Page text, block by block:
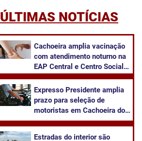
ÚLTIMAS NOTÍCIAS
Cachoeira amplia vacinação
com atendimento noturno na
EAP Central e Centro Social
Expresso Presidente amplia
prazo para seleção de
motoristas em Cachoeira do
Sul
Estradas do interior são